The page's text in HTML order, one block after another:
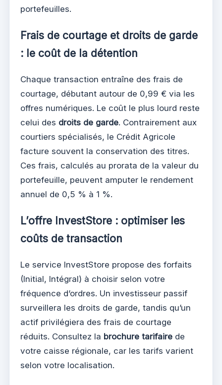
portefeuilles.
Frais de courtage et droits de garde
: le coût de la détention
Chaque transaction entraîne des frais de
courtage, débutant autour de 0,99 € via les
offres numériques. Le coût le plus lourd reste
celui des droits de garde. Contrairement aux
courtiers spécialisés, le Crédit Agricole
facture souvent la conservation des titres.
Ces frais, calculés au prorata de la valeur du
portefeuille, peuvent amputer le rendement
annuel de 0,5 % à 1 %.
L’offre InvestStore : optimiser les
coûts de transaction
Le service InvestStore propose des forfaits
(Initial, Intégral) à choisir selon votre
fréquence d’ordres. Un investisseur passif
surveillera les droits de garde, tandis qu’un
actif privilégiera des frais de courtage
réduits. Consultez la brochure tarifaire de
votre caisse régionale, car les tarifs varient
selon votre localisation.